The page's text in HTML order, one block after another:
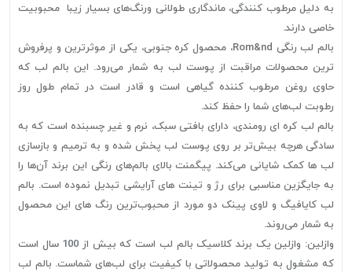
به دلیل مرطوب کنندگی، ماندگاری طولانی ورنگ‌های بسیار زیبا محبوبیت
خاصی دارند.
بالم لب رنگی Rom&nd، محصول کره جنوبی، یکی از موثرترین و پرفروش
ترین محصولات مراقبت از پوست لب به شمار می‌رود. این بالم لب که
حاوی روغن مرطوب کننده گیاهی است و قادر است در تمام طول روز
رطوبت لب‌های شما را حفظ کند.
بالم لب کره ای رومندی، دارای بافتی سبک، نرم و غیر چسبنده است که به
سادگی هرچه بیش‌تر بر روی پوست لب پخش شده و به ترمیم و بازسازی
لب ها کمک شایانی می‌کند. پیگمنت بالای بالم‌های رنگی این برند آن‌ها را
به جایگزین مناسبی برای رژ و تینت های آرایشی تبدیل نموده است. بالم
لب کایافیگ و لاوی پینک دو مورد از محبوب‌ترین رنگ های این محصول
به شمار می‌روند.
وازلین: وازلین یک برند کلاسیک بالم لب است که بیش از 100 سال است
که مشغول به تولید محصولاتی با کیفیت برای لب‌های شماست. بالم لب